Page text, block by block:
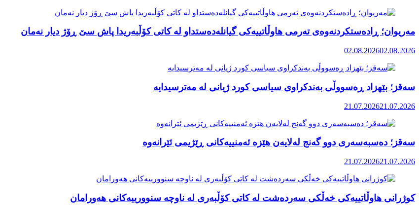
مەریوان؛ ڕادەستکردنەوەی تەرمی هاوڵاتییەکی گیانلەدەستداو لە کاتی کۆڵبەریدا پاش سێ ڕۆژ دیار نەمان
02.08.202602.08.2026
سەقز؛ بێهزاد ڕەسووڵی بەندکراوی سیاسی کورد ژیانی لە مەترسیدایە
21.07.202621.07.2026
سەقز؛ دەسبەسەری دوو گەنج لەلایەن هێزە ئەمنییەکانی ڕێژیمی ئێرانەوە
21.07.202621.07.2026
کوژرانی هاوڵاتییەکی خەڵکی سەردەشت لە کاتی کۆڵبەری لە ناوچە سنوورییەکانی هەورامان